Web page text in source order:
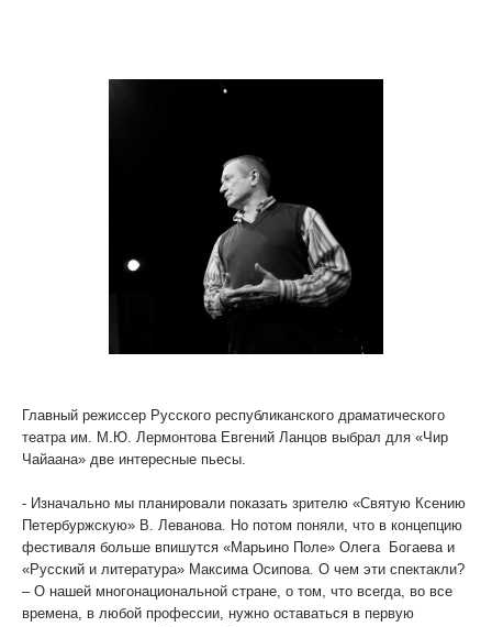
Главный режиссер Русского республиканского драматического
театра им. М.Ю. Лермонтова Евгений Ланцов выбрал для «Чир
Чайаана» две интересные пьесы.
- Изначально мы планировали показать зрителю «Святую Ксению
Петербуржскую» В. Леванова. Но потом поняли, что в концепцию
фестиваля больше впишутся «Марьино Поле» Олега Богаева и
«Русский и литература» Максима Осипова. О чем эти спектакли?
– О нашей многонациональной стране, о том, что всегда, во все
времена, в любой профессии, нужно оставаться в первую